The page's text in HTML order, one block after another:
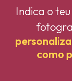
Indica o
como